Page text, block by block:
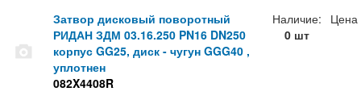
Затвор дисковый поворотный
РИДАН ЗДМ 03.16.250 PN16 DN250
корпус GG25, диск - чугун GGG40 ,
уплотнен
082X4408R
Наличие:
0 шт
Цена